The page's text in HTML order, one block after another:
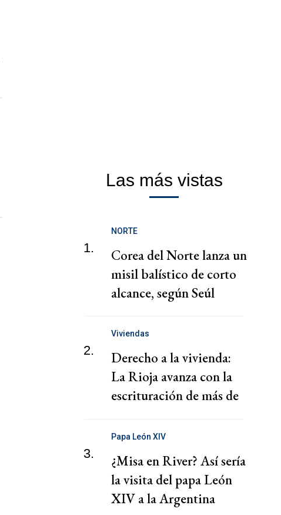
Las más vistas
1.
NORTE
Corea del Norte lanza un
misil balístico de corto
alcance, según Seúl
2.
Viviendas
Derecho a la vivienda:
La Rioja avanza con la
escrituración de más de
3.
Papa León XIV
¿Misa en River? Así sería
la visita del papa León
XIV a la Argentina